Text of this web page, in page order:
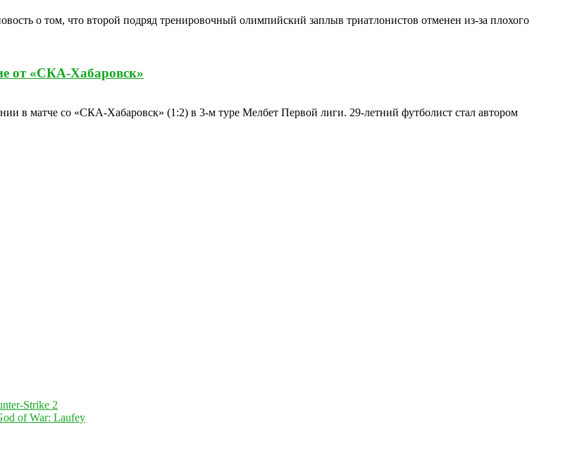
о том, что второй подряд тренировочный олимпийский заплыв триатлонистов отменен из-за плохого
от «СКА-Хабаровск»
в матче со «СКА-Хабаровск» (1:2) в 3-м туре Мелбет Первой лиги. 29-летний футболист стал автором
Strike 2
of War: Laufey